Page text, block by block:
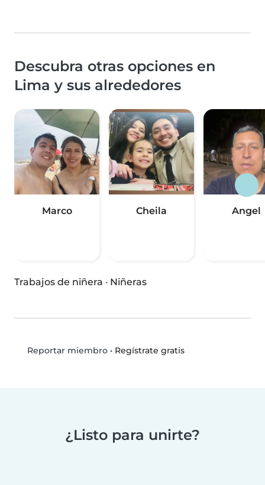
Descubra otras opciones en
Lima y sus alrededores
Marco Cheila Angel
Trabajos de niñera · Niñeras
Reportar miembro• Regístrate gratis
¿Listo para unirte?